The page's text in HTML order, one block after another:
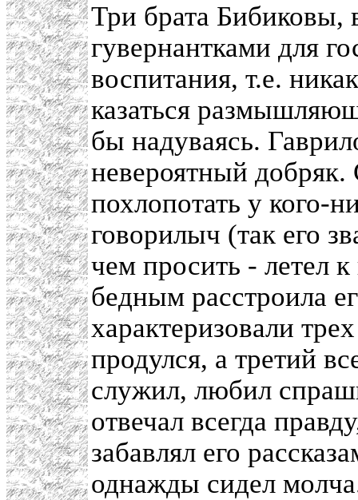
Три брата Бибиковы,
гувернантками для
воспитания, т.е.
казаться
бы надуваясь.
невероятный добряк.
похлопотать у кого-
говорилыч (так его
чем просить - летел
бедным расстроила
характеризовали
продулся, а третий
служил, любил
отвечал всегда
забавлял его
однажды сидел